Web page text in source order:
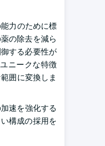
力のために標
の除去を減ら
する必要性が
ニークな特徴
囲に変換しま
速を強化する
構成の採用を